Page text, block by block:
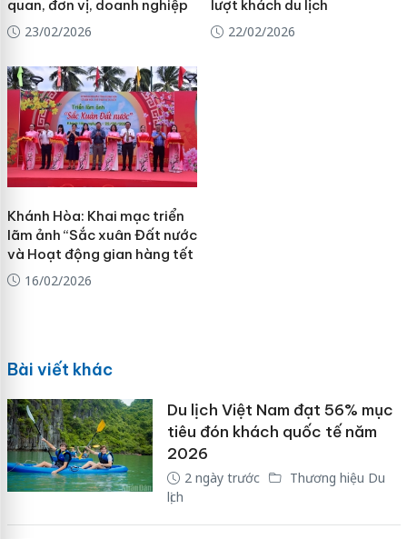
quan, đơn vị, doanh nghiệp
23/02/2026
lượt khách du lịch
22/02/2026
Khánh Hòa: Khai mạc triển
lãm ảnh “Sắc xuân Đất nước
và Hoạt động gian hàng tết
16/02/2026
Bài viết khác
Du lịch Việt Nam đạt 56% mục
tiêu đón khách quốc tế năm
2026
2 ngày trước
Thương hiệu Du
lịch